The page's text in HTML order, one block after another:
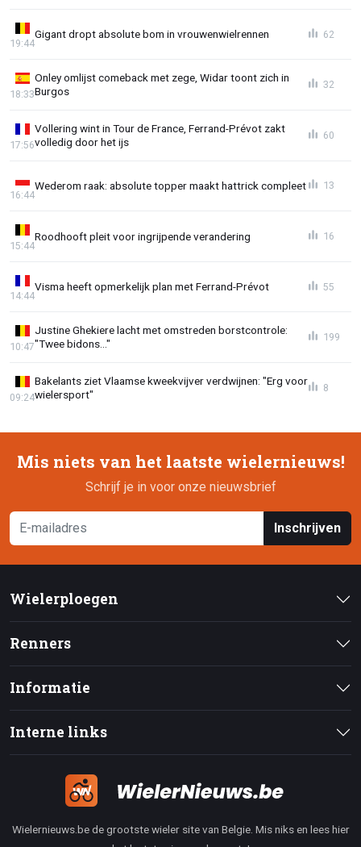
Gigant dropt absolute bom in vrouwenwielrennen
19:44
62
Onley omlijst comeback met zege, Widar toont zich in
Burgos
18:33
32
Vollering wint in Tour de France, Ferrand-Prévot zakt
volledig door het ijs
17:56
60
Wederom raak: absolute topper maakt hattrick compleet
16:44
13
Roodhooft pleit voor ingrijpende verandering
15:44
16
Visma heeft opmerkelijk plan met Ferrand-Prévot
14:44
55
Justine Ghekiere lacht met omstreden borstcontrole:
"Twee bidons..."
10:47
199
Bakelants ziet Vlaamse kweekvijver verdwijnen: "Erg voor
wielersport"
09:24
8
Mis niets van het laatste wielernieuws!
Schrijf je in voor onze nieuwsbrief
Inschrijven
Wielerploegen
Renners
Informatie
Interne links
Wielernieuws.be de grootste wieler site van Belgie. Mis niks en lees hier